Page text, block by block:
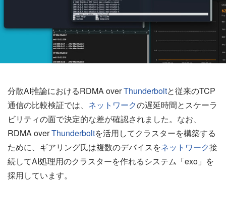
分散AI推論におけるRDMA overThunderboltと従来のTCP
通信の比較検証では、 ネットワークの遅延時間とスケーラ
ビリティの面で決定的な差が確認されました。なお、
RDMA overThunderboltを活用してクラスターを構築する
ために、ギアリング氏は複数のデバイスをネットワーク接
続してAI処理用のクラスターを作れるシステム「exo」を
採用しています。